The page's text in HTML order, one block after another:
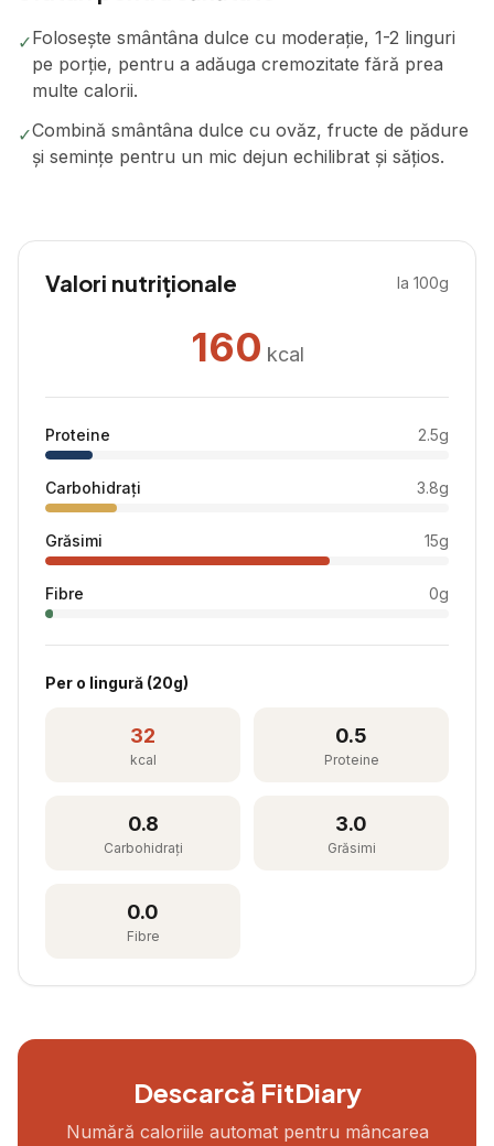
✓Folosește smântâna dulce cu moderație, 1-2 linguri
pe porție, pentru a adăuga cremozitate fără prea
multe calorii.
✓Combină smântâna dulce cu ovăz, fructe de pădure
și semințe pentru un mic dejun echilibrat și sățios.
Valori nutriționale la 100g
160 kcal
Proteine 2.5g
Carbohidrați 3.8g
Grăsimi 15g
Fibre 0g
Per o lingură (20g)
32
kcal
0.5
Proteine
0.8
Carbohidrați
3.0
Grăsimi
0.0
Fibre
Descarcă FitDiary
Numără caloriile automat pentru mâncarea